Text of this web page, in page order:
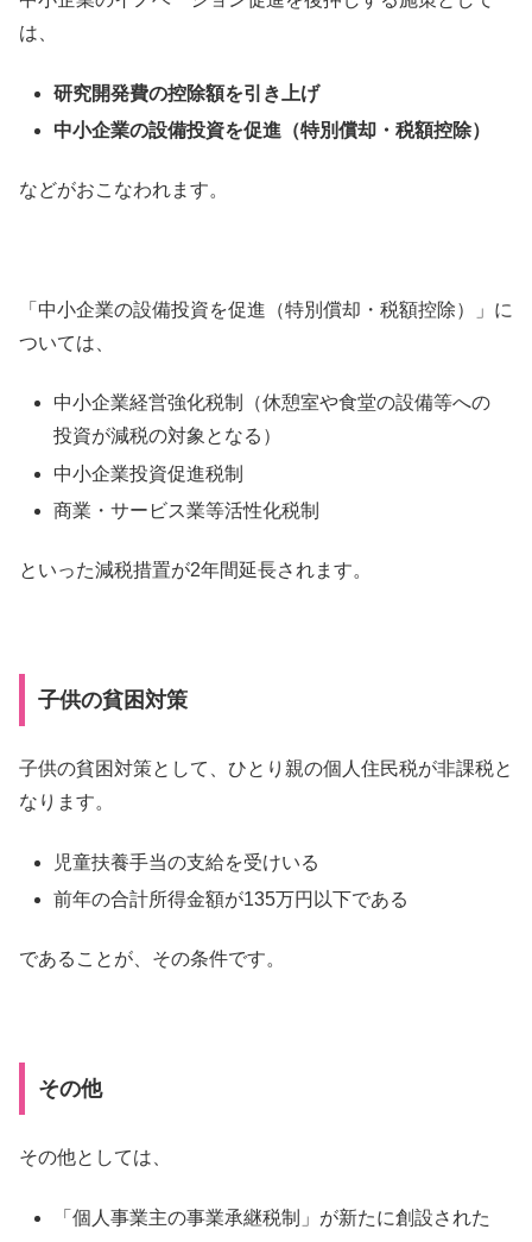
は、
研究開発費の控除額を引き上げ
中小企業の設備投資を促進（特別償却・税額控除）
などがおこなわれます。
「中小企業の設備投資を促進（特別償却・税額控除）」に
ついては、
中小企業経営強化税制（休憩室や食堂の設備等への
投資が減税の対象となる）
中小企業投資促進税制
商業・サービス業等活性化税制
といった減税措置が2年間延長されます。
子供の貧困対策
子供の貧困対策として、ひとり親の個人住民税が非課税と
なります。
児童扶養手当の支給を受けいる
前年の合計所得金額が135万円以下である
であることが、その条件です。
その他
その他としては、
「個人事業主の事業承継税制」が新たに創設された